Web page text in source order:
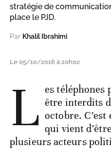
stratégie de
place le PJD.
Par Khalil Ibrahimi
Le 05/10/2016 à 20h02
L es téléphones
être interdits
octobre.
qui vient
plusieurs acteurs